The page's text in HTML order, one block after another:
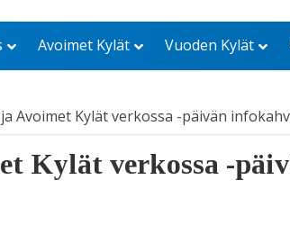
Avoimet Kylät Vuoden Kylät
Avoimet Kylät verkossa -päivän
Kylät verkossa -